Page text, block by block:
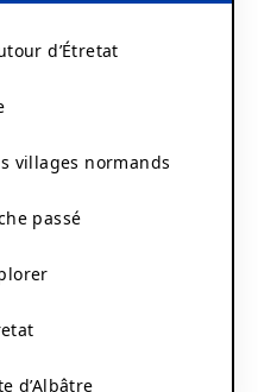
d’Étretat
villages normands
passé
d’Albâtre